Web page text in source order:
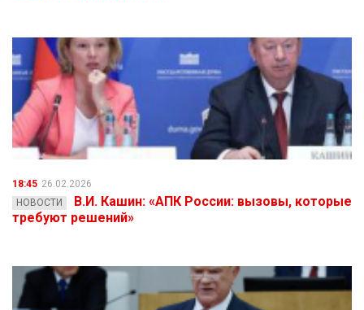
18:45 26.02.2026
НОВОСТИ
В.И. Кашин: «АПК России: вызовы, которые
требуют решений»